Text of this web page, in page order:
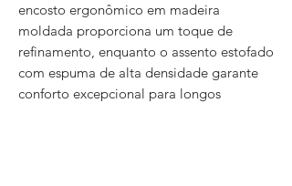
encosto ergonômico em madeira
moldada proporciona um toque de
refinamento, enquanto o assento estofado
com espuma de alta densidade garante
conforto excepcional para longos